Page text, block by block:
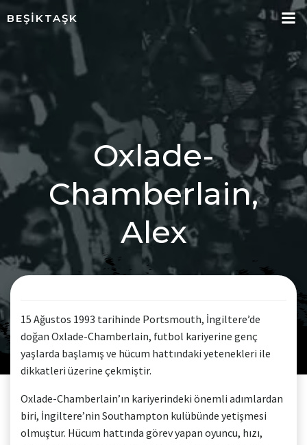
BEŞIKTAŞK
Oxlade-
Chamberlain,
Alex
15 Ağustos 1993 tarihinde Portsmouth, İngiltere’de
doğan Oxlade-Chamberlain, futbol kariyerine genç
yaşlarda başlamış ve hücum hattındaki yetenekleri ile
dikkatleri üzerine çekmiştir.
Oxlade-Chamberlain’ın kariyerindeki önemli adımlardan
biri, İngiltere’nin Southampton kulübünde yetişmesi
olmuştur. Hücum hattında görev yapan oyuncu, hızı,